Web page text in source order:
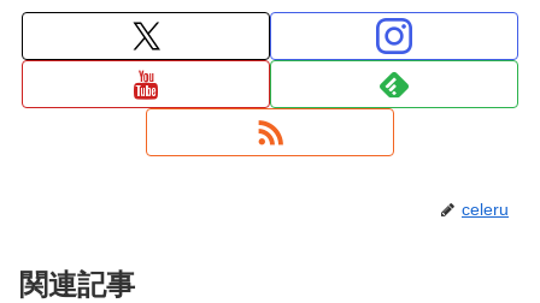
celeru
関連記事